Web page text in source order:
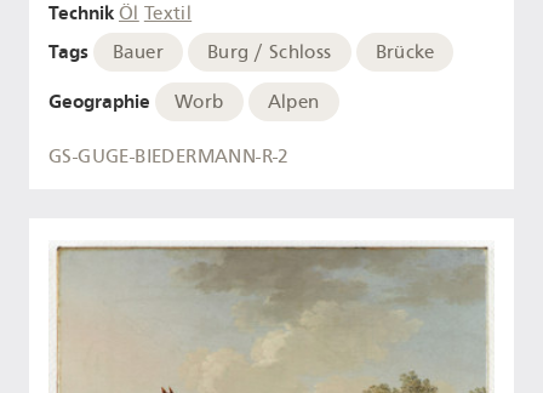
Technik Öl Textil
Tags Bauer Burg / Schloss Brücke
Geographie Worb Alpen
GS-GUGE-BIEDERMANN-R-2